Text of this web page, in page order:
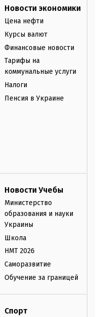
Новости экономики
Цена нефти
Курсы валют
Финансовые новости
Тарифы на
коммунальные услуги
Налоги
Пенсия в Украине
Новости Учебы
Министерство
образования и науки
Украины
Школа
НМТ 2026
Саморазвитие
Обучение за границей
Спорт